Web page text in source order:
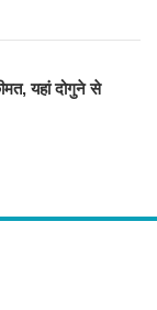
यहां दोगुने से